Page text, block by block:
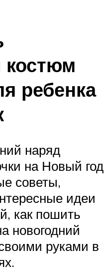
костюм
ребенка
наряд
на Новый год
советы,
идеи
как пошить
новогодний
руками в